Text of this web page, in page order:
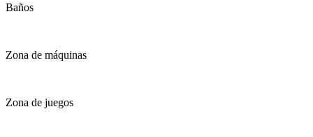
Baños
Zona de máquinas
Zona de juegos